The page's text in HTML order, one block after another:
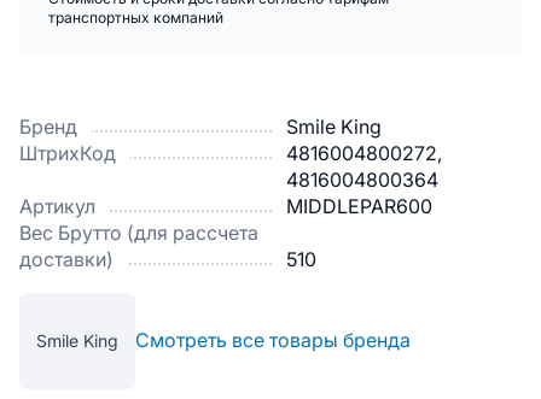
Бренд
Smile King
ШтрихКод
4816004800272,
4816004800364
Артикул
MIDDLEPAR600
Вес Брутто (для рассчета
доставки)
510
Smile King Смотреть все товары бренда
транспортных компаний